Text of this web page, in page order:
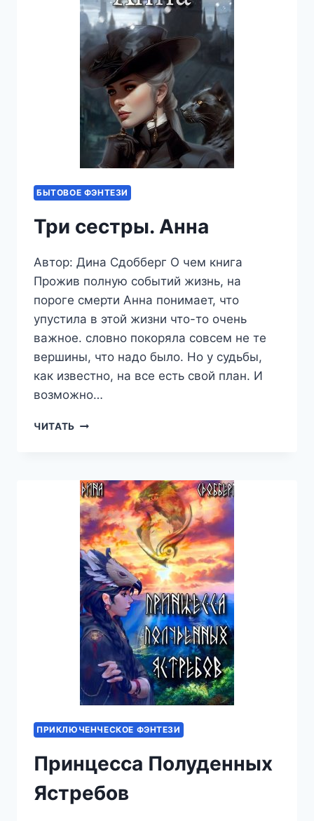
БЫТОВОЕ ФЭНТЕЗИ
Три сестры. Анна
Автор: Дина Сдобберг О чем книга
Прожив полную событий жизнь, на
пороге смерти Анна понимает, что
упустила в этой жизни что-то очень
важное. словно покоряла совсем не те
вершины, что надо было. Но у судьбы,
как известно, на все есть свой план. И
возможно…
ЧИТАТЬ ТРИ
ПРИКЛЮЧЕНЧЕСКОЕ ФЭНТЕЗИ
Принцесса Полуденных
Ястребов